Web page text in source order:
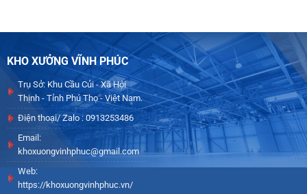
KHO XƯỞNG VĨNH PHÚC
Trụ Sở: Khu Cầu Củi - Xã Hội
Thịnh - Tỉnh Phú Thọ - Việt Nam.
Điện thoại/ Zalo : 0913253486
Email:
khoxuongvinhphuc@gmail.com
Web:
https://khoxuongvinhphuc.vn/